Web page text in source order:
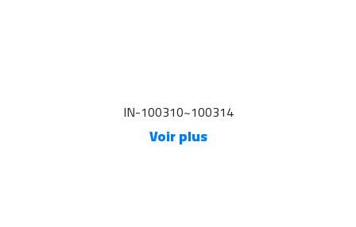
IN-100310~100314
Voir plus